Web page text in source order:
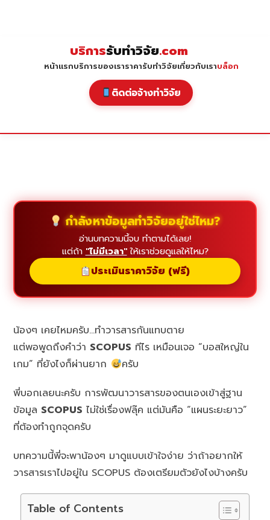
บริการรับทำวิจัย.com
หน้าแรกบริการของเราราคารับทำวิจัยเกี่ยวกับเราบล็อก
ติดต่อจ้างทำวิจัย
กำลังหาข้อมูลทำวิจัยอยู่ใช่ไหม?
อ่านบทความนี้จบ ทำตามได้เลย!
แต่ถ้า "ไม่มีเวลา"ให้เราช่วยดูแลให้ไหม?
ประเมินราคาวิจัย (ฟรี)
น้องๆ เคยไหมครับ…ทำวารสารกันแทบตาย
แต่พอพูดถึงคำว่า SCOPUS ทีไร เหมือนเจอ “บอสใหญ่ใน
เกม” ที่ยังไงก็ผ่านยาก
ครับ
พี่บอกเลยนะครับ การพัฒนาวารสารของตนเองเข้าสู่ฐาน
ข้อมูล SCOPUS ไม่ใช่เรื่องฟลุ๊ค แต่มันคือ “แผนระยะยาว”
ที่ต้องทำถูกจุดครับ
บทความนี้พี่จะพาน้องๆ มาดูแบบเข้าใจง่าย ว่าถ้าอยากให้
วารสารเราไปอยู่ใน SCOPUS ต้องเตรียมตัวยังไงบ้างครับ
Table of Contents